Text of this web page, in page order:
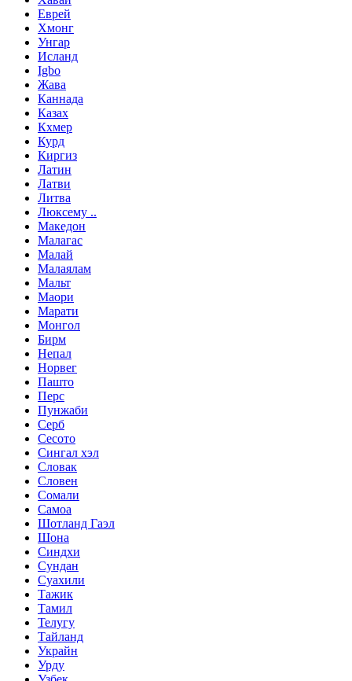
Еврей
Хмонг
Унгар
Исланд
Igbo
Жава
Каннада
Казах
Кхмер
Курд
Киргиз
Латин
Латви
Литва
Люксему ..
Македон
Малагас
Малай
Малаялам
Мальт
Маори
Марати
Монгол
Бирм
Непал
Норвег
Пашто
Перс
Пунжаби
Серб
Сесото
Сингал хэл
Словак
Словен
Сомали
Самоа
Шотланд Гаэл
Шона
Синдхи
Сундан
Суахили
Тажик
Тамил
Телугу
Тайланд
Украйн
Урду